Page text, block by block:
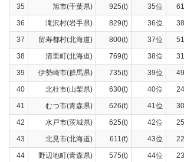
35
旭市(千葉県) 925(t) 35位
36
滝沢村(岩手県) 829(t) 36位
37
留寿都村(北海道) 800(t) 37位
38
清里町(北海道) 769(t) 38位
39
伊勢崎市(群馬県) 735(t) 39位
40
北杜市(山梨県) 630(t) 40位
41
むつ市(青森県) 626(t) 41位
42
水戸市(茨城県) 625(t) 42位
43
北見市(北海道) 611(t) 43位
44
野辺地町(青森県) 575(t) 44位